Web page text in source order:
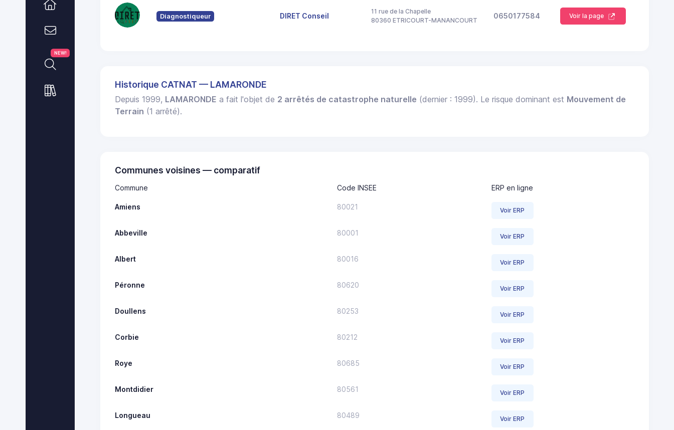
NEW!
Diagnostiqueur DIRET Conseil
11 rue de la Chapelle
80360 ETRICOURT-MANANCOURT
0650177584 Voir la page
Historique CATNAT — LAMARONDE
Depuis 1999, LAMARONDE a fait l'objet de 2 arrêtés de catastrophe naturelle (dernier : 1999). Le risque dominant est Mouvement de
Terrain (1 arrêté).
Communes voisines — comparatif
Commune Code INSEE ERP en ligne
Amiens 80021 Voir ERP
Abbeville 80001 Voir ERP
Albert 80016 Voir ERP
Péronne 80620 Voir ERP
Doullens 80253 Voir ERP
Corbie 80212 Voir ERP
Roye 80685 Voir ERP
Montdidier 80561 Voir ERP
Longueau 80489 Voir ERP